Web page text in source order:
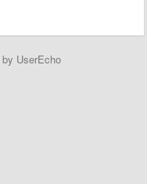
by UserEcho